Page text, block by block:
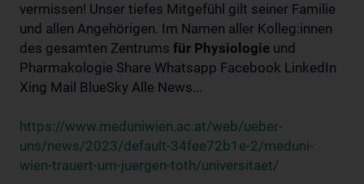
vermissen! Unser tiefes Mitgefühl gilt seiner Familie
und allen Angehörigen. Im Namen aller Kolleg:innen
des gesamten Zentrums für Physiologie und
Pharmakologie Share Whatsapp Facebook LinkedIn
Xing Mail BlueSky Alle News...
https://www.meduniwien.ac.at/web/ueber-
uns/news/2023/default-34fee72b1e-2/meduni-
wien-trauert-um-juergen-toth/universitaet/